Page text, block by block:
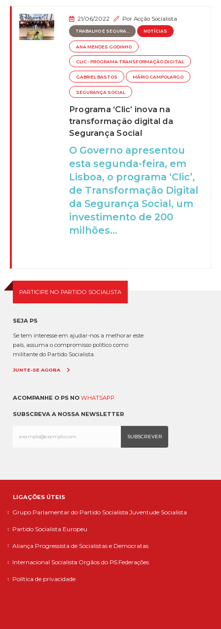
21/06/2022 PorAcção Socialista
TRABALHO E SEGURA... NOTÍCIAS
ANA MENDES GODINHO
CLIC - PROGRAMA TRANSFORMAÇÃO DIGITAL
GABRIEL BASTOS MÁRIO CAMPOLARGO
SEGURANÇA SOCIAL
Programa ‘Clic’ inova na
transformação digital da
Segurança Social
O Governo apresentou
esta segunda-feira, em
Lisboa, o programa ‘Clic’,
de Transformação Digital
da Segurança Social, um
investimento de 200
milhões...
PARTICIPE NO PARTIDO SOCIALISTA
SEJA PS
Se tem interesse em ajudar-nos a melhorar este
país, assuma o compromisso político como
militante do Partido Socialista.
JUNTE-SE AGORA
ACOMPANHE O PS NO WHATSAPP
SUBSCREVA A NOSSA NEWSLETTER
LIGAÇÕES ÚTEIS
Grupo Parlamentar do Partido Socialista Juventude Socialista
Partido Socialista Europeu
Aliança Progressista de Socialistas e Democratas
Internacional Socialista Orgãos do PS Federações
Política de privacidade